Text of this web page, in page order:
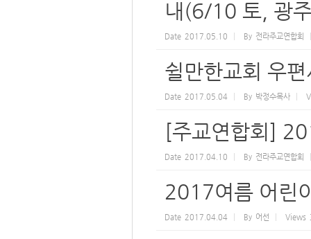
내(6/10 토, 광
Date 2017.05.10 By 전라주교연합회
쉴만한교회 우
Date 2017.05.04 By 박정수목사
[주교연합회]
Date 2017.04.10 By 전라주교연합회
2017여름 어린
Date 2017.04.04 By 어선 Views